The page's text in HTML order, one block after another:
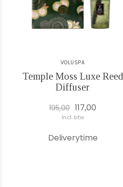
VOLUSPA
Temple Moss Luxe Reed
Diffuser
195,00 117,00
Incl. btw
Deliverytime